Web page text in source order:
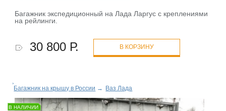
Багажник экспедиционный на Лада Ларгус с креплениями
на рейлинги.
30 800 Р. В КОРЗИНУ
Багажник на крышу в России → Ваз Лада
В НАЛИЧИИ